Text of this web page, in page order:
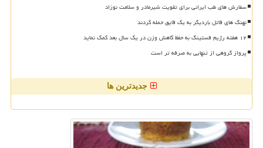
سفارش های طب ایرانی برای تقویت شیرمادر و سلامت نوزاد
نهنگ های قاتل باردیگر به یک قایق حمله کردند
۱۲ هفته رژیم فستینگ به حفظ کاهش وزن در یک سال بعد کمک نماید
پرواز گروهی از تنهایی به صرفه تر است
جدیدترین ها